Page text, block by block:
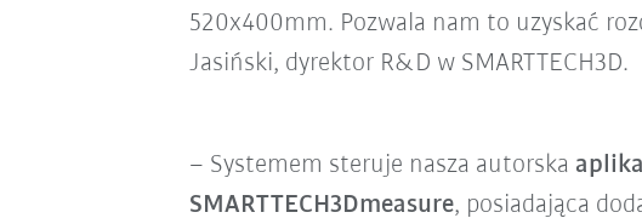
520x400mm. Pozwala nam to uzyskać
Jasiński, dyrektor R&D w SMARTTECH3D.
– Systemem steruje nasza autorska
SMARTTECH3Dmeasure, posiadająca